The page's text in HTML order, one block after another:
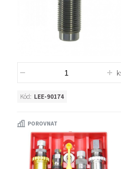
Kód: LEE-90174
POROVNAT